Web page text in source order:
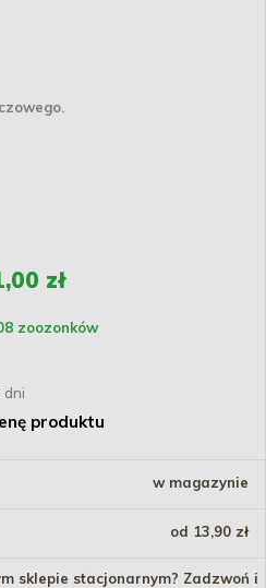
zł
zoozonków
dni
produktu
w magazynie
od 13,90 zł
sklepie stacjonarnym? Zadzwoń i